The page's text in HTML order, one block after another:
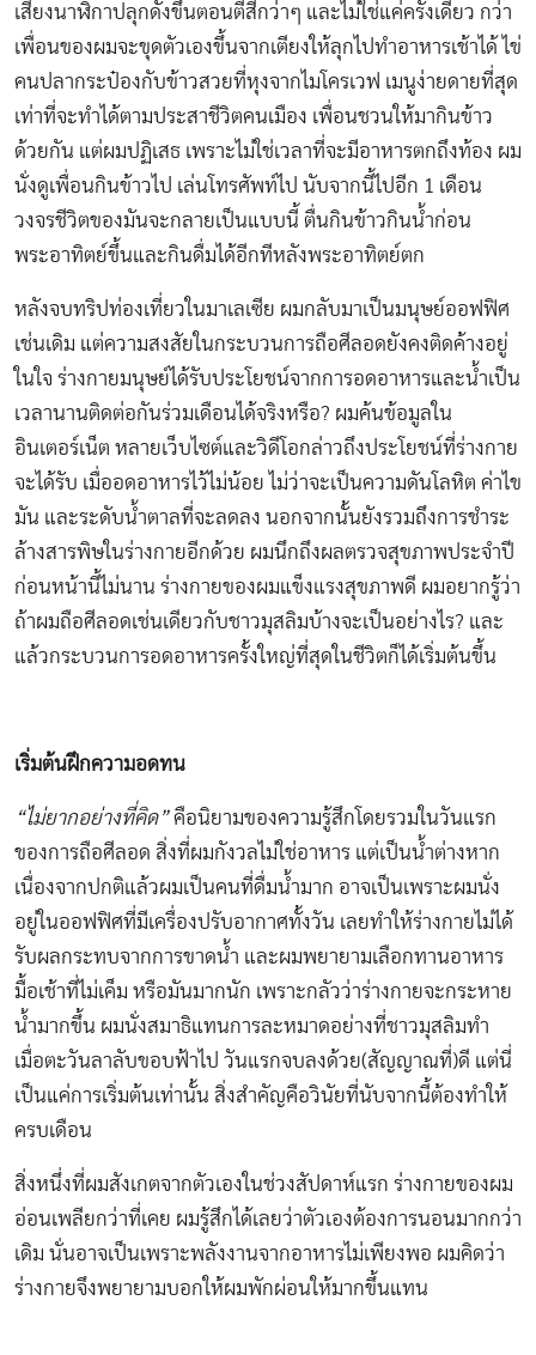
เสียงนาฬิกาปลุกดังขึ้นตอนตีสี่กว่าๆ และไม่ใช่แค่ครั้งเดียว กว่า
เพื่อนของผมจะขุดตัวเองขึ้นจากเตียงให้ลุกไปทำอาหารเช้าได้ ไข่
คนปลากระป๋องกับข้าวสวยที่หุงจากไมโครเวฟ เมนูง่ายดายที่สุด
เท่าที่จะทำได้ตามประสาชีวิตคนเมือง เพื่อนชวนให้มากินข้าว
ด้วยกัน แต่ผมปฏิเสธ เพราะไม่ใช่เวลาที่จะมีอาหารตกถึงท้อง ผม
นั่งดูเพื่อนกินข้าวไป เล่นโทรศัพท์ไป นับจากนี้ไปอีก 1 เดือน
วงจรชีวิตของมันจะกลายเป็นแบบนี้ ตื่นกินข้าวกินน้ำก่อน
พระอาทิตย์ขึ้นและกินดื่มได้อีกทีหลังพระอาทิตย์ตก
หลังจบทริปท่องเที่ยวในมาเลเซีย ผมกลับมาเป็นมนุษย์ออฟฟิศ
เช่นเดิม แต่ความสงสัยในกระบวนการถือศีลอดยังคงติดค้างอยู่
ในใจ ร่างกายมนุษย์ได้รับประโยชน์จากการอดอาหารและน้ำเป็น
เวลานานติดต่อกันร่วมเดือนได้จริงหรือ? ผมค้นข้อมูลใน
อินเตอร์เน็ต หลายเว็บไซต์และวิดีโอกล่าวถึงประโยชน์ที่ร่างกาย
จะได้รับ เมื่ออดอาหารไว้ไม่น้อย ไม่ว่าจะเป็นความดันโลหิต ค่าไข
มัน และระดับน้ำตาลที่จะลดลง นอกจากนั้นยังรวมถึงการชำระ
ล้างสารพิษในร่างกายอีกด้วย ผมนึกถึงผลตรวจสุขภาพประจำปี
ก่อนหน้านี้ไม่นาน ร่างกายของผมแข็งแรงสุขภาพดี ผมอยากรู้ว่า
ถ้าผมถือศีลอดเช่นเดียวกับชาวมุสลิมบ้างจะเป็นอย่างไร? และ
แล้วกระบวนการอดอาหารครั้งใหญ่ที่สุดในชีวิตก็ได้เริ่มต้นขึ้น
เริ่มต้นฝึกความอดทน
“ไม่ยากอย่างที่คิด”คือนิยามของความรู้สึกโดยรวมในวันแรก
ของการถือศีลอด สิ่งที่ผมกังวลไม่ใช่อาหาร แต่เป็นน้ำต่างหาก
เนื่องจากปกติแล้วผมเป็นคนที่ดื่มน้ำมาก อาจเป็นเพราะผมนั่ง
อยู่ในออฟฟิศที่มีเครื่องปรับอากาศทั้งวัน เลยทำให้ร่างกายไม่ได้
รับผลกระทบจากการขาดน้ำ และผมพยายามเลือกทานอาหาร
มื้อเช้าที่ไม่เค็ม หรือมันมากนัก เพราะกลัวว่าร่างกายจะกระหาย
น้ำมากขึ้น ผมนั่งสมาธิแทนการละหมาดอย่างที่ชาวมุสลิมทำ
เมื่อตะวันลาลับขอบฟ้าไป วันแรกจบลงด้วย(สัญญาณที่)ดี แต่นี่
เป็นแค่การเริ่มต้นเท่านั้น สิ่งสำคัญคือวินัยที่นับจากนี้ต้องทำให้
ครบเดือน
สิ่งหนึ่งที่ผมสังเกตจากตัวเองในช่วงสัปดาห์แรก ร่างกายของผม
อ่อนเพลียกว่าที่เคย ผมรู้สึกได้เลยว่าตัวเองต้องการนอนมากกว่า
เดิม นั่นอาจเป็นเพราะพลังงานจากอาหารไม่เพียงพอ ผมคิดว่า
ร่างกายจึงพยายามบอกให้ผมพักผ่อนให้มากขึ้นแทน